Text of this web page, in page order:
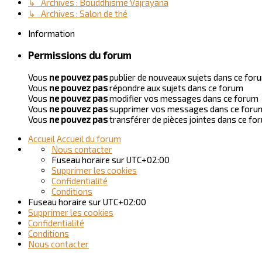
↳ Archives : Bouddhisme Vajrayana
↳ Archives : Salon de thé
Information
Permissions du forum
Vous ne pouvez paspublier de nouveaux sujets dans ce
Vous ne pouvez pasrépondre aux sujets dans ce forum
Vous ne pouvez pasmodifier vos messages dans ce forum
Vous ne pouvez passupprimer vos messages dans ce
Vous ne pouvez pastransférer de pièces jointes dans ce
AccueilAccueil du forum
Nous contacter
Fuseau horaire surUTC+02:00
Supprimer les cookies
Confidentialité
Conditions
Fuseau horaire surUTC+02:00
Supprimer les cookies
Confidentialité
Conditions
Nous contacter